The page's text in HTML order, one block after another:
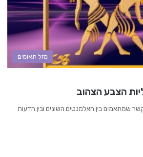
מזל תאומים
הצבע הצהוב
שמתאמים בין האלמנטים השונים ובין הדעות